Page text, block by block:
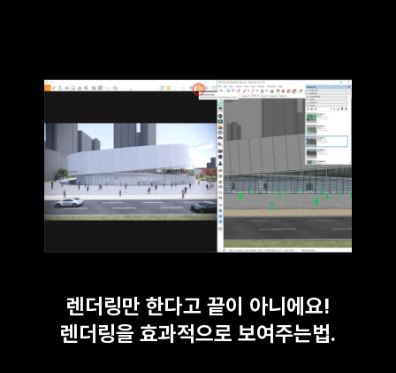
렌더링만 한다고 끝이 아니에요!
렌더링을 효과적으로 보여주는법.